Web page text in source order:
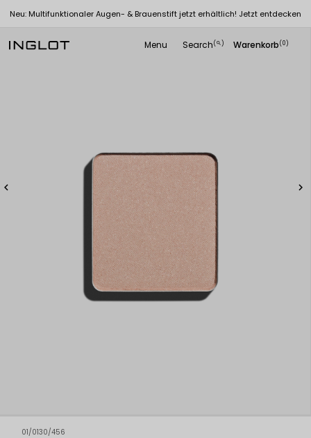
Neu: Multifunktionaler Augen- & Brauenstift jetzt erhältlich! Jetzt entdecken
Menu Search(
search ) Warenkorb(0)
 
01/0130/456